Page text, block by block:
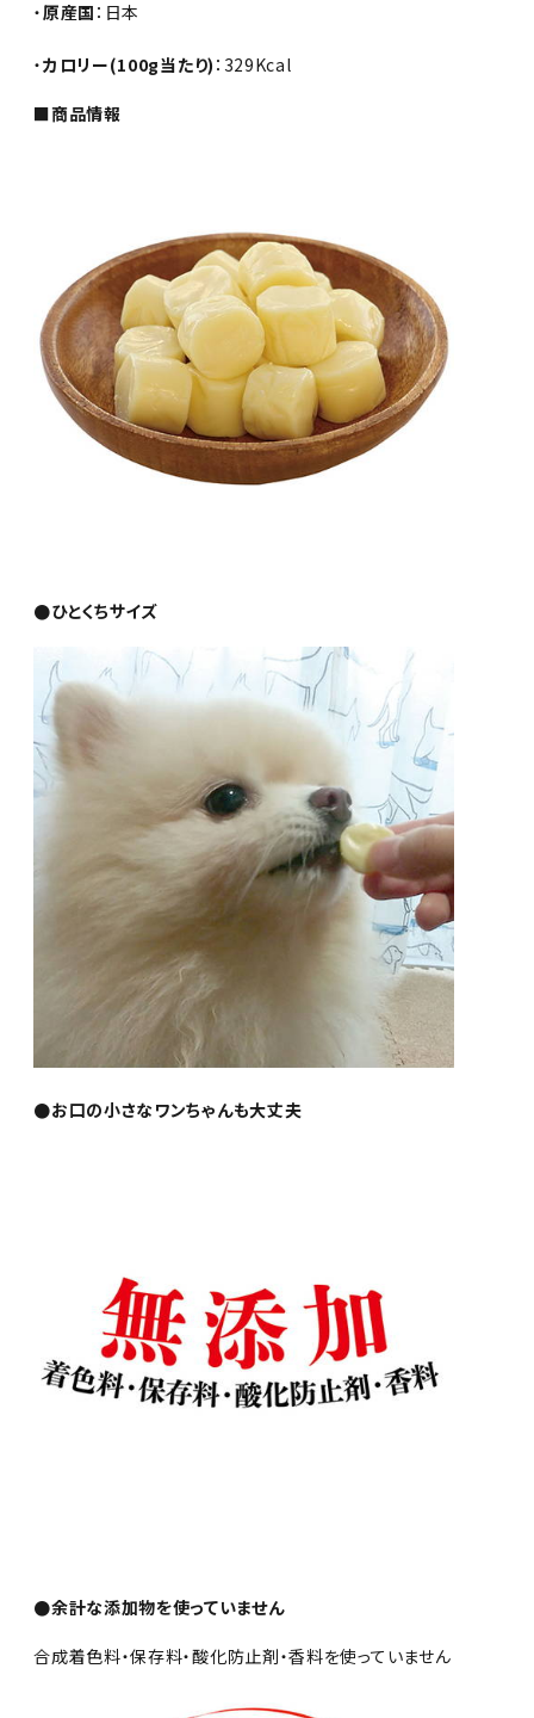
・原産国 ：日本
・カロリー(100g当たり) ：329Kcal
■商品情報
●ひとくちサイズ
●お口の小さなワンちゃんも大丈夫
●余計な添加物を使っていません
合成着色料・保存料・酸化防止剤・香料を使っていません